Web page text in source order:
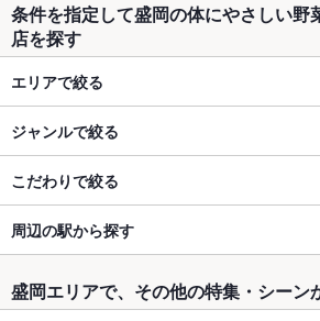
条件を指定して盛岡の体にやさしい野
店を探す
エリアで絞る
ジャンルで絞る
こだわりで絞る
周辺の駅から探す
盛岡エリアで、その他の特集・シーン